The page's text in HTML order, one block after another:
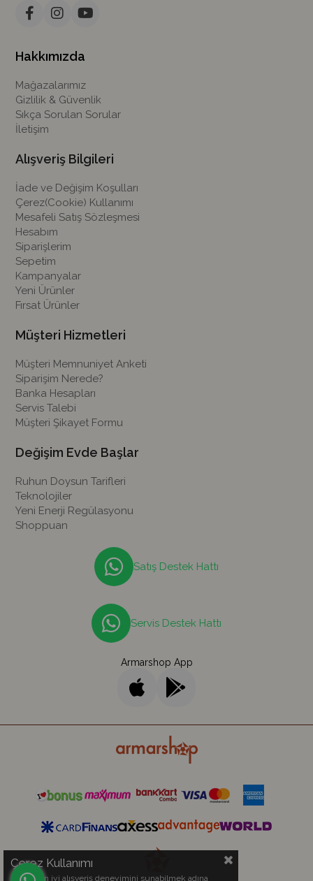
Hakkımızda
Mağazalarımız
Gizlilik & Güvenlik
Sıkça Sorulan Sorular
İletişim
Alışveriş Bilgileri
İade ve Değişim Koşulları
Çerez(Cookie) Kullanımı
Mesafeli Satış Sözleşmesi
Hesabım
Siparişlerim
Sepetim
Kampanyalar
Yeni Ürünler
Fırsat Ürünler
Müşteri Hizmetleri
Müşteri Memnuniyet Anketi
Siparişim Nerede?
Banka Hesapları
Servis Talebi
Müşteri Şikayet Formu
Değişim Evde Başlar
Ruhun Doysun Tarifleri
Teknolojiler
Yeni Enerji Regülasyonu
Shoppuan
Satış Destek Hattı
Servis Destek Hattı
Armarshop App
Çerez Kullanımı
Sizlere en iyi alışveriş deneyimini sunabilmek adına